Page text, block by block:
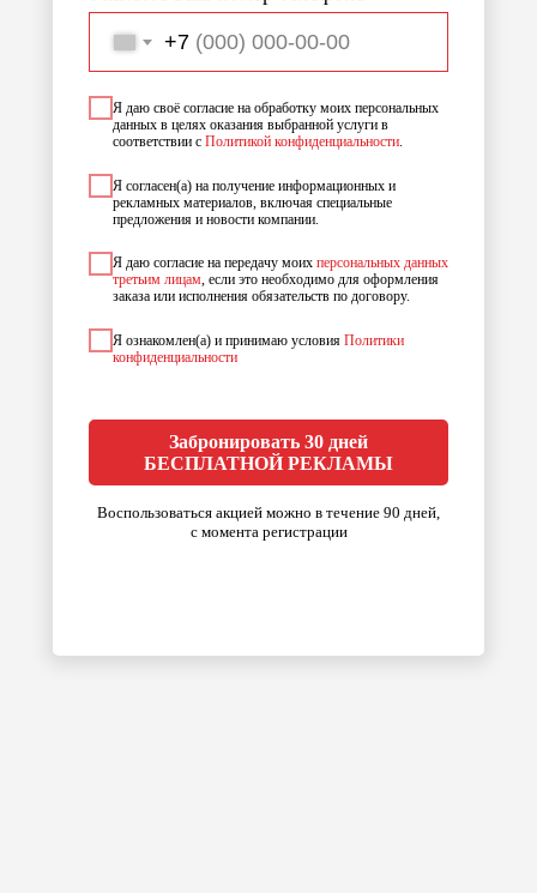
+7
Я даю своё согласие на обработку моих персональных
данных в целях оказания выбранной услуги в
соответствии с Политикой конфиденциальности
Я согласен(а) на получение информационных и
рекламных материалов, включая специальные
предложения и новости компании.
Я даю согласие на передачу моих персональных данных
третьим лицам, если это необходимо для оформления
заказа или исполнения обязательств по договору.
Я ознакомлен(а) и принимаю условия Политики
конфиденциальности
Забронировать 30 дней
БЕСПЛАТНОЙ РЕКЛАМЫ
Воспользоваться акцией можно в течение 90 дней,
с момента регистрации